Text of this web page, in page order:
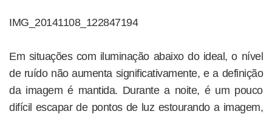
IMG_20141108_122847194
Em situações com iluminação abaixo do ideal, o nível
de ruído não aumenta significativamente, e a definição
da imagem é mantida. Durante a noite, é um pouco
difícil escapar de pontos de luz estourando a imagem,